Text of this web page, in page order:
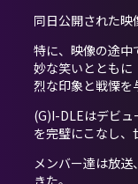
同日公開された映
特に、映像の途中
妙な笑いとともに
烈な印象と戦慄を
(G)I-DLEはデビ
を完璧にこなし、
メンバー達は放
きた。